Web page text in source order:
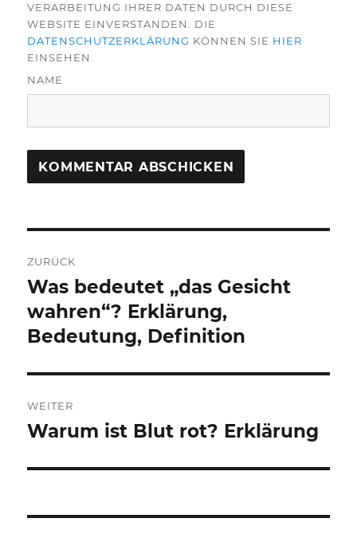
VERARBEITUNG IHRER DATEN DURCH DIESE
WEBSITE EINVERSTANDEN. DIE
DATENSCHUTZERKLÄRUNG KÖNNEN SIE HIER
EINSEHEN.
NAME
ZURÜCK
Vorheriger
Beitrag:
Was bedeutet „das Gesicht
wahren“? Erklärung,
Bedeutung, Definition
WEITER
Nächster
Warum ist Blut rot? Erklärung